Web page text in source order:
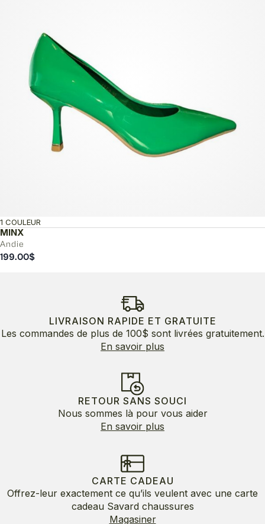
MINX
Andie
1 COULEUR
199.00$
LIVRAISON RAPIDE ET GRATUITE
Les commandes de plus de 100$ sont livrées gratuitement.
En savoir plus
RETOUR SANS SOUCI
Nous sommes là pour vous aider
En savoir plus
CARTE CADEAU
Offrez-leur exactement ce qu’ils veulent avec une carte
cadeau Savard chaussures
Magasiner